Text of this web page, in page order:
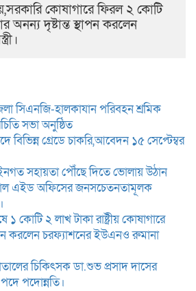
কোষাগারে ফিরল ২ কোটি
অনন্য দৃষ্টান্ত স্থাপন করলেন
সিএনজি-হালকাযান পরিবহন শ্রমিক
সভা অনুষ্ঠিত
বিভিন্ন গ্রেডে চাকরি,আবেদন ১৫ সেপ্টেম্বর
সহায়তা পৌঁছে দিতে ভোলায় উঠান
এইড অফিসের জনসচেতনতামূলক
কোটি ২ লাখ টাকা রাষ্ট্রীয় কোষাগারে
করলেন চরফ্যাশনের ইউএনও রুমানা
চিকিৎসক ডা.শুভ প্রসাদ দাসের
পদোন্নতি।